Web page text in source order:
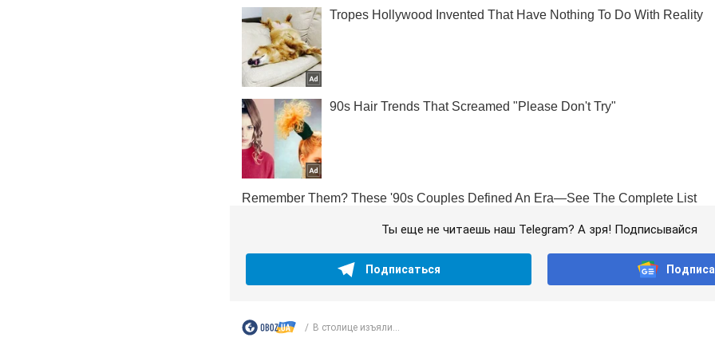
Ты еще не читаешь наш Telegram? А зря! Подписывайся
Подписаться
В столице изъяли...